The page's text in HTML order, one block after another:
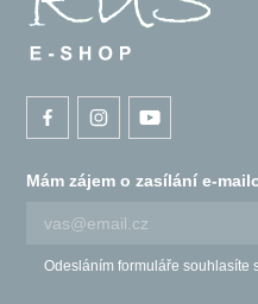
Mám zájem o zasílání e-
Odesláním formuláře souhlasíte